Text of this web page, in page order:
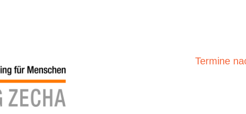
Termine